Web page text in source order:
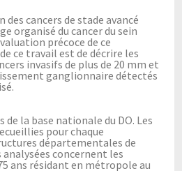
des cancers de stade avancé
organisé du cancer du sein
précoce de ce
ce travail est de décrire les
invasifs de plus de 20 mm et
ganglionnaire détectés
de la base nationale du DO. Les
pour chaque
départementales de
analysées concernent les
ans résidant en métropole au